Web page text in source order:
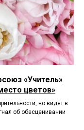
«Учитель»
цветов»
но видят в
об обесценивании